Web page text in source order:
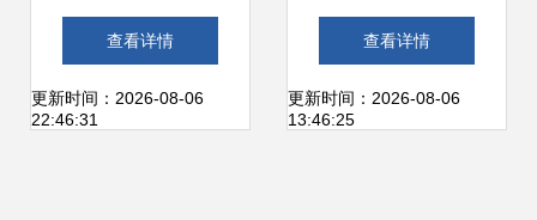
安卓校园信息服务
App毕业设计关键
查看详情
更新时间：2026-08-06
22:46:31
课件制作的全面解
决方案 赋能数字化
查看详情
更新时间：2026-08-06
13:46:25